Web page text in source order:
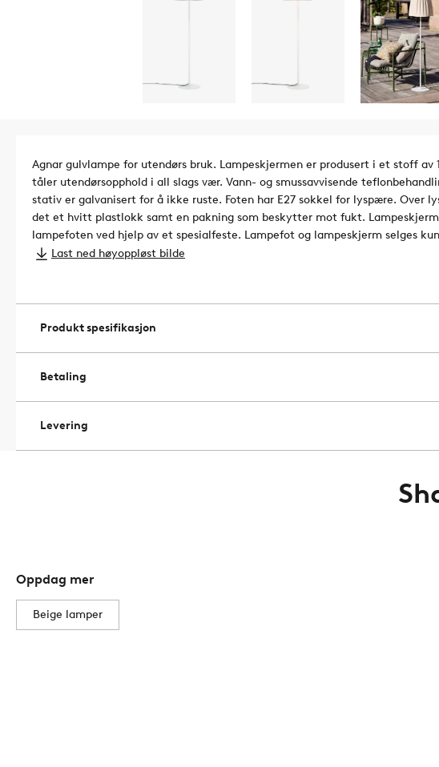
Agnar gulvlampe for utendørs bruk. Lampeskjermen er produsert i et stoff av
tåler utendørsopphold i all slags vær. Vann- og smussavvisende
stativ er galvanisert for å ikke ruste. Foten har E27 sokkel for lyspære. Over
det et hvitt plastlokk samt en pakning som beskytter mot fukt.
lampefoten ved hjelp av et spesialfeste. Lampefot og lampeskjerm selges
skjerm.Artikelnummer: 1738577-01-0
Last ned høyoppløst bilde
Produkt spesifikasjon
Betaling
Levering
Oppdag mer
Beige lamper